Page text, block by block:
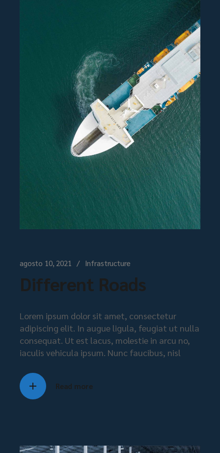
agosto 10, 2021 Infrastructure
Different Roads
Lorem ipsum dolor sit amet, consectetur
adipiscing elit. In augue ligula, feugiat ut nulla
consequat. Ut est lacus, molestie in arcu no,
iaculis vehicula ipsum. Nunc faucibus, nisl
Read more